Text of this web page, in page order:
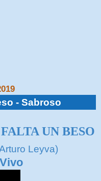
- Sabroso
UN BESO
Leyva)